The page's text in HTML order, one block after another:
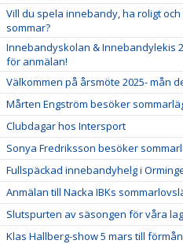
Vill du spela innebandy, ha roligt
sommar?
Innebandyskolan & Innebandylekis
för anmälan!
Välkommen på årsmöte 2025- mån
Mårten Engström besöker
Clubdagar hos Intersport
Sonya Fredriksson besöker
Fullspäckad innebandyhelg i
Anmälan till Nacka IBKs
Slutspurten av säsongen för våra
Klas Hallberg-show 5 mars till